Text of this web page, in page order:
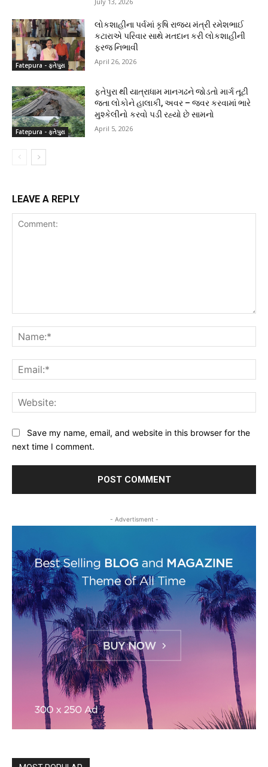
Fatepura - ફતેપુરા
લોકશાહીના પર્વમાં કૃષિ રાજ્ય મંત્રી રમેશભાઈ
કટારાએ પરિવાર સાથે મતદાન કરી લોકશાહીની
ફરજ નિભાવી
April 26, 2026
Fatepura - ફતેપુરા
ફતેપુરા થી યાત્રાધામ માનગઢને જોડતો માર્ગ તૂટી
જતા લોકોને હાલાકી, અવર – જવર કરવામાં ભારે
મુશ્કેલીનો કરવો પડી રહ્યો છે સામનો
April 5, 2026
LEAVE A REPLY
Save my name, email, and website in this browser for the
next time I comment.
- Advertisment -